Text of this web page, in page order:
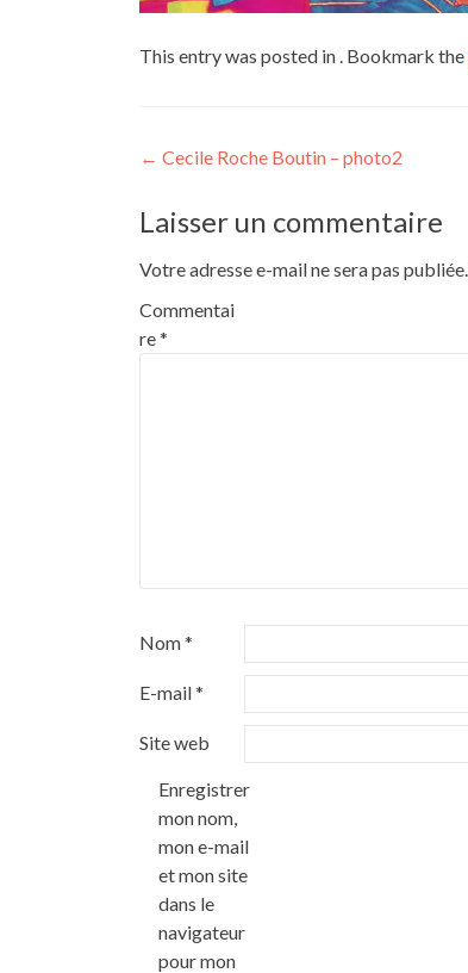
This entry was posted in . Bookmark the
Post
navigation
← Cecile Roche Boutin – photo2
Laisser un commentaire
Votre adresse e-mail ne sera pas publiée.
Commentai
re*
Nom*
E-mail*
Site web
Enregistrer
mon nom,
mon e-mail
et mon site
dans le
navigateur
pour mon